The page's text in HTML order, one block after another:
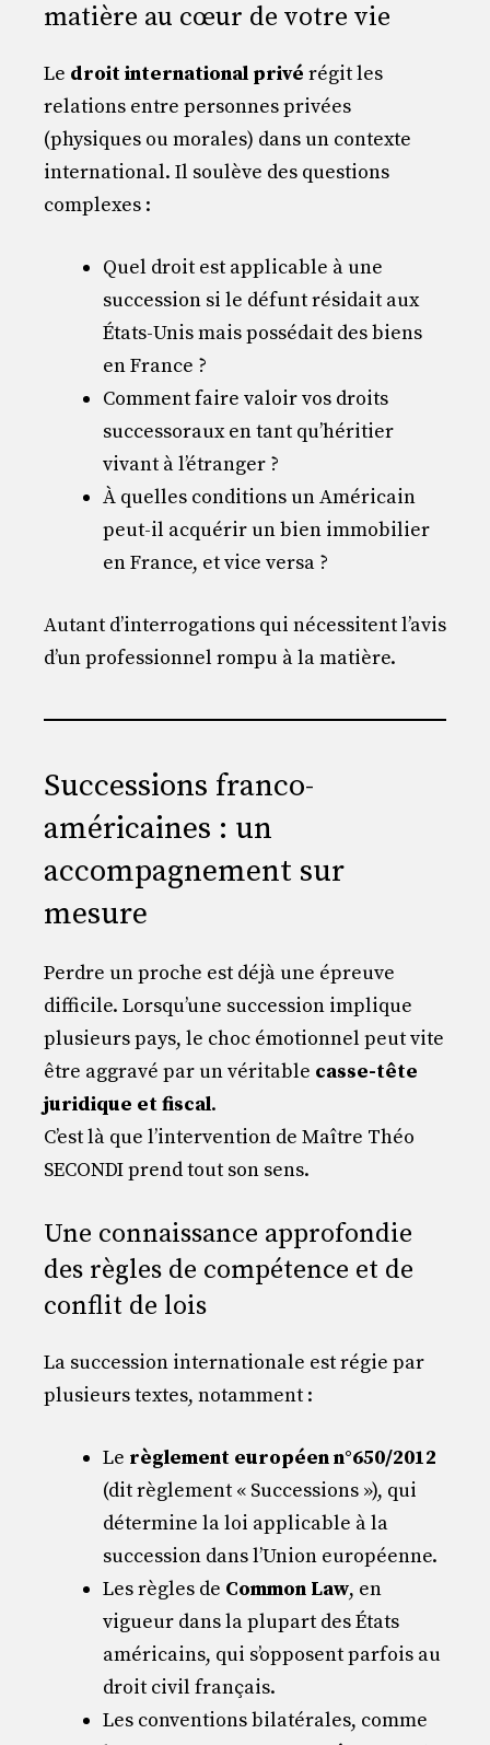
matière au cœur de votre vie
Le droit international privé régit les
relations entre personnes privées
(physiques ou morales) dans un contexte
international. Il soulève des questions
complexes :
Quel droit est applicable à une
succession si le défunt résidait aux
États-Unis mais possédait des biens
en France ?
Comment faire valoir vos droits
successoraux en tant qu’héritier
vivant à l’étranger ?
À quelles conditions un Américain
peut-il acquérir un bien immobilier
en France, et vice versa ?
Autant d’interrogations qui nécessitent l’avis
d’un professionnel rompu à la matière.
Successions franco-
américaines : un
accompagnement sur
mesure
Perdre un proche est déjà une épreuve
difficile. Lorsqu’une succession implique
plusieurs pays, le choc émotionnel peut vite
être aggravé par un véritable casse-tête
juridique et fiscal.
C’est là que l’intervention de Maître Théo
SECONDI prend tout son sens.
Une connaissance approfondie
des règles de compétence et de
conflit de lois
La succession internationale est régie par
plusieurs textes, notamment :
Le règlement européen n°650/2012
(dit règlement « Successions »), qui
détermine la loi applicable à la
succession dans l’Union européenne.
Les règles de Common Law, en
vigueur dans la plupart des États
américains, qui s’opposent parfois au
droit civil français.
Les conventions bilatérales, comme